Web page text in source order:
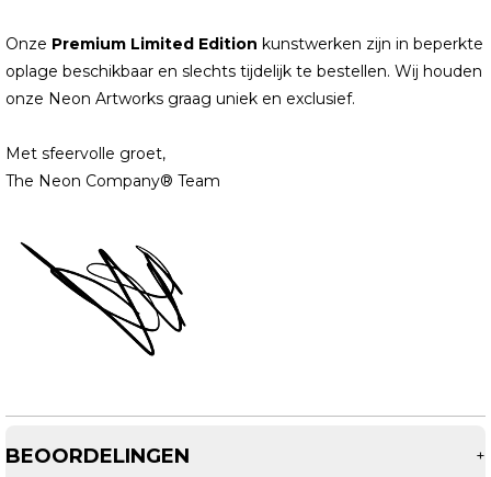
Onze Premium Limited Edition kunstwerken zijn in beperkte
oplage beschikbaar en slechts tijdelijk te bestellen. Wij houden
onze Neon Artworks graag uniek en exclusief.
Met sfeervolle groet,
The Neon Company® Team
BEOORDELINGEN +